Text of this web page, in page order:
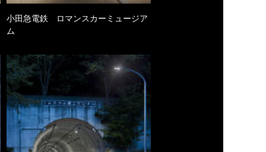
小田急電鉄 ロマンスカーミュージア
ム